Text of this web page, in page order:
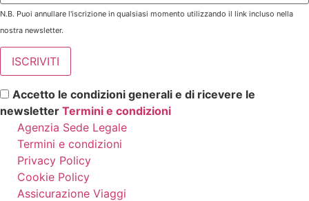
Agenzia Sede Legale
Termini e condizioni
Privacy Policy
Cookie Policy
Assicurazione Viaggi
N.B. Puoi annullare l'iscrizione in qualsiasi momento utilizzando il link incluso nella
nostra newsletter.
Accetto le condizioni generali e di ricevere le
newsletter Termini e condizioni